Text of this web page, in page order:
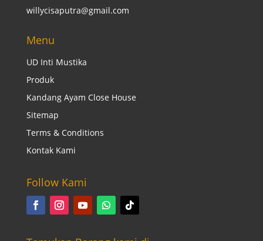
willycisaputra@gmail.com
Menu
UD Inti Mustika
Produk
Kandang Ayam Close House
Sitemap
Terms & Conditions
Kontak Kami
Follow Kami